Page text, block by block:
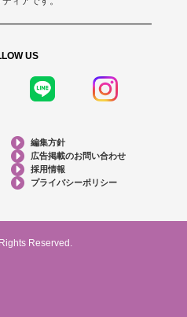
US
編集方針
広告掲載のお問い合わせ
採用情報
プライバシーポリシー
Reserved.